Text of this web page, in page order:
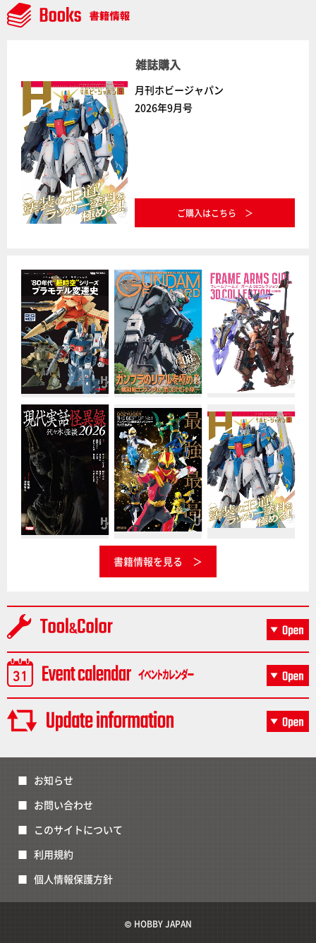
雑誌購入
月刊ホビージャパン
2026年9月号
ご購入はこちら
書籍情報を見る
お知らせ
お問い合わせ
このサイトについて
利用規約
個人情報保護方針
© HOBBY JAPAN